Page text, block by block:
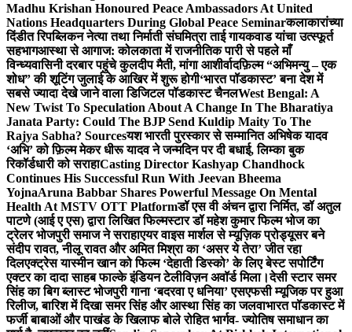
Madhu Krishan Honoured Peace Ambassadors At United
Nations Headquarters During Global Peace Seminarकलाकारांच्या
दिंडीत रिपब्लिकन नेत्या तथा निर्माती संघमित्रा ताई गायकवाड यांचा उत्स्फूर्त
सहभागआस्था से आगाज: कोलकाता में राजनीतिक पारी से पहले माँ
विन्ध्यवासिनी दरबार पहुंचे कुलदीप मैती, मांगा आशीर्वादफ़िल्म “अभिमन्यु – एक
शोध” की शूटिंग जुलाई के आखिर में शुरू होगी‘भारत पॉडकास्ट’ बना देश में
सबसे ज्यादा देखे जाने वाला डिजिटल पॉडकास्ट चैनलWest Bengal: A
New Twist To Speculation About A Change In The Bharatiya
Janata Party: Could The BJP Send Kuldip Maity To The
Rajya Sabha? Sourcesयश भारती पुरस्कार से सम्मानित अभिषेक यादव
‘अभि’ को फ़िल्म मेकर धीरू यादव ने जन्मदिन पर दी बधाई, लिम्का बुक
रिकॉर्डधारी को सराहाCasting Director Kashyap Chandhock
Continues His Successful Run With Jeevan Bheema
YojnaAruna Babbar Shares Powerful Message On Mental
Health At MSTV OTT Platformडॉ एस वी अंचन द्वारा निर्मित, डॉ अतुल
पाटणे (आई ए एस) द्वारा लिखित फिल्मस्टार डॉ महेश कुमार फिल्म भोज का
ट्रेलर भोजपुरी समाज ने सराहाएयर वाइस मार्शल से म्यूज़िक प्रोड्यूसर बने
संदीप रावत, नीलू रावत और अमित मिश्रा का ‘असर ये तेरा’ जीत रहा
दिलएक्ट्रेस यास्मीन खान को फिल्म ‘देहाती डिस्को’ के लिए बेस्ट सपोर्टिंग
एक्टर का दादा साहब फाल्के इंडियन टेलीविज़न अवॉर्ड मिला।देसी स्टार समर
सिंह का बिग ब्लास्ट भोजपुरी गाना ‘बदरवा ए धनिया’ एसएफसी म्यूजिक पर हुआ
रिलीज, बारिश में दिखा समर सिंह और आस्था सिंह का जलवाभारत पॉडकास्ट में
फर्जी बाबाओं और पाखंड के खिलाफ बोले रोहित भार्गव- ज्योतिष समाधान का